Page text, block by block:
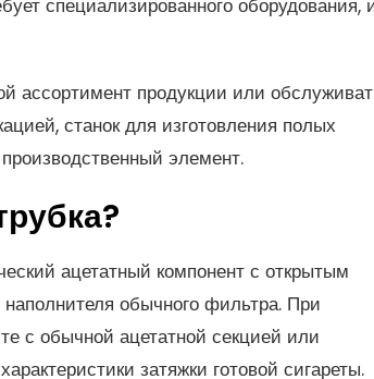
специализированного оборудования,
ассортимент продукции или
станок для изготовления полых
элемент.
ацетатный компонент с открытым
обычного фильтра. При
с обычной ацетатной секцией или
затяжки готовой сигареты.